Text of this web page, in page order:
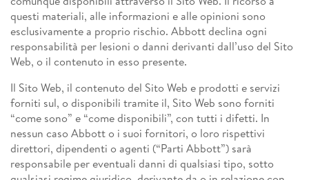
questi materiali, alle informazioni e alle opinioni sono
esclusivamente a proprio rischio. Abbott declina ogni
responsabilità per lesioni o danni derivanti dall’uso del Sito
Web, o il contenuto in esso presente.
Il Sito Web, il contenuto del Sito Web e prodotti e servizi
forniti sul, o disponibili tramite il, Sito Web sono forniti
“come sono” e “come disponibili”, con tutti i difetti. In
nessun caso Abbott o i suoi fornitori, o loro rispettivi
direttori, dipendenti o agenti (“Parti Abbott”) sarà
responsabile per eventuali danni di qualsiasi tipo, sotto